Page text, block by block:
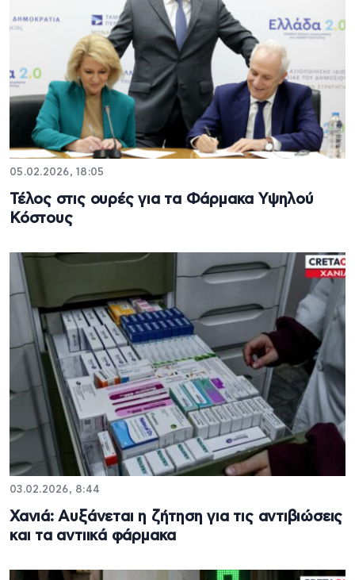
05.02.2026, 18:05
Τέλος στις ουρές για τα Φάρμακα Υψηλού
Κόστους
03.02.2026, 8:44
Χανιά: Αυξάνεται η ζήτηση για τις αντιβιώσεις
και τα αντιικά φάρμακα